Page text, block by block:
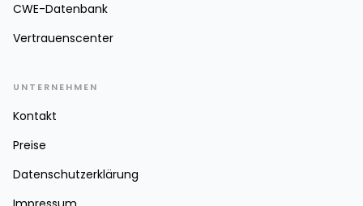
CWE-Datenbank
Vertrauenscenter
UNTERNEHMEN
Kontakt
Preise
Datenschutzerklärung